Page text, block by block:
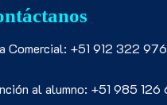
Comercial: +51 912 322
al alumno: +51 985 126